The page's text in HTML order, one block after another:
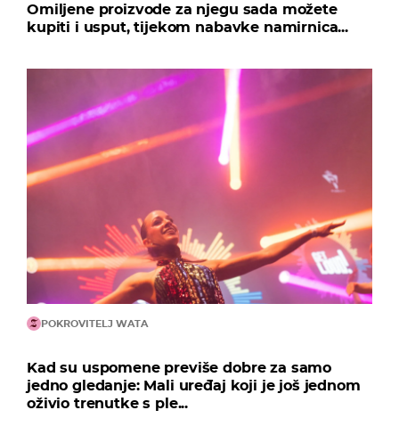
Omiljene proizvode za njegu sada možete
kupiti i usput, tijekom nabavke namirnica...
POKROVITELJ WATA
Kad su uspomene previše dobre za samo
jedno gledanje: Mali uređaj koji je još jednom
oživio trenutke s ple...